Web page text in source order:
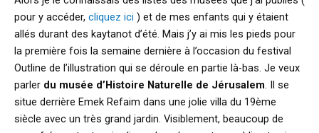
pour y accéder, cliquez ici ) et de mes enfants qui y étaient
allés durant des kaytanot d’été. Mais j’y ai mis les pieds pour
la première fois la semaine dernière à l’occasion du festival
Outline de l’illustration qui se déroule en partie là-bas. Je veux
parler du musée d’Histoire Naturelle de Jérusalem . Il se
situe derrière Emek Refaim dans une jolie villa du 19ème
siècle avec un très grand jardin. Visiblement, beaucoup de